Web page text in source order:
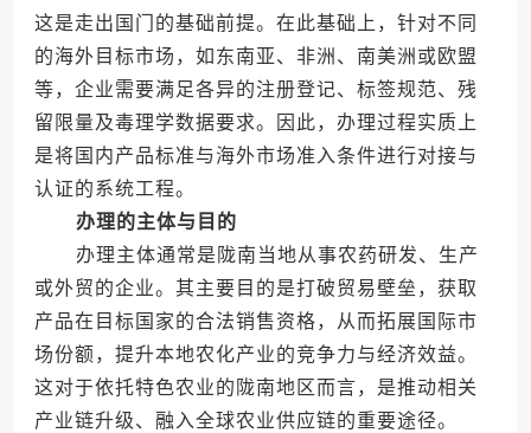
这是走出国门的基础前提。在此基础上，针对不同
的海外目标市场，如东南亚、非洲、南美洲或欧盟
等，企业需要满足各异的注册登记、标签规范、残
留限量及毒理学数据要求。因此，办理过程实质上
是将国内产品标准与海外市场准入条件进行对接与
认证的系统工程。
办理的主体与目的
办理主体通常是陇南当地从事农药研发、生产
或外贸的企业。其主要目的是打破贸易壁垒，获取
产品在目标国家的合法销售资格，从而拓展国际市
场份额，提升本地农化产业的竞争力与经济效益。
这对于依托特色农业的陇南地区而言，是推动相关
产业链升级、融入全球农业供应链的重要途径。